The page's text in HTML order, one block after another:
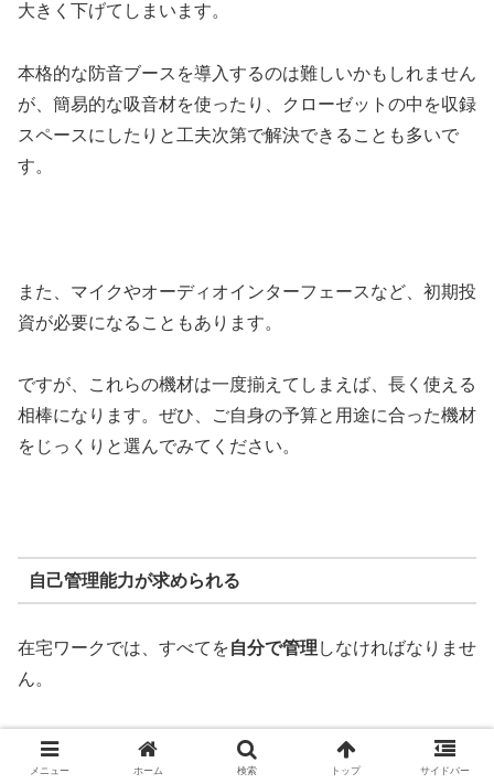
大きく下げてしまいます。
本格的な防音ブースを導入するのは難しいかもしれません
が、簡易的な吸音材を使ったり、クローゼットの中を収録
スペースにしたりと工夫次第で解決できることも多いで
す。
また、マイクやオーディオインターフェースなど、初期投
資が必要になることもあります。
ですが、これらの機材は一度揃えてしまえば、長く使える
相棒になります。ぜひ、ご自身の予算と用途に合った機材
をじっくりと選んでみてください。
自己管理能力が求められる
在宅ワークでは、すべてを自分で管理 しなければなりませ
ん。
これは、スケジュールの管理やクライアントとのやり取り
はもちろん、体調管理やモチベーションの維持も含みま
メニュー ホーム 検索 トップ サイドバー